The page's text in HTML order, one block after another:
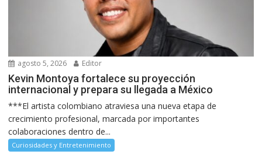
agosto 5, 2026 Editor
Kevin Montoya fortalece su proyección
internacional y prepara su llegada a México
***El artista colombiano atraviesa una nueva etapa de
crecimiento profesional, marcada por importantes
colaboraciones dentro de...
Curiosidades y Entretenimiento